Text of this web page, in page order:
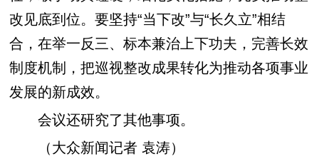
改见底到位。要坚持“当下改”与“长久立”相结
合，在举一反三、标本兼治上下功夫，完善长效
制度机制，把巡视整改成果转化为推动各项事业
发展的新成效。
会议还研究了其他事项。
（大众新闻记者 袁涛）